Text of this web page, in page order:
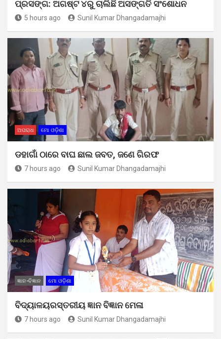
ପ୍ରସଙ୍ଗ: ଅଗଷ୍ଟ ୪ରୁ ଚାଲିଛି ଅସଙ୍ଗତି ସଂଶୋଧନ
5 hours ago Sunil Kumar Dhangadamajhi
ଅପରାଧ ମୋ ଓଡ଼ିଶା
ଡହାଗାଁ ଠାରେ ବାଘ ଛାଲ ଜବତ, ଜଣେ ଗିରଫ
7 hours ago Sunil Kumar Dhangadamajhi
ଜ୍ଞାନ-ବିଜ୍ଞାନ ମୋ ଓଡ଼ିଶା
ବିଦ୍ୟାଳୟରସ୍ତରୀୟ ଜ୍ଞାନ ବିଜ୍ଞାନ ମେଳା
7 hours ago Sunil Kumar Dhangadamajhi